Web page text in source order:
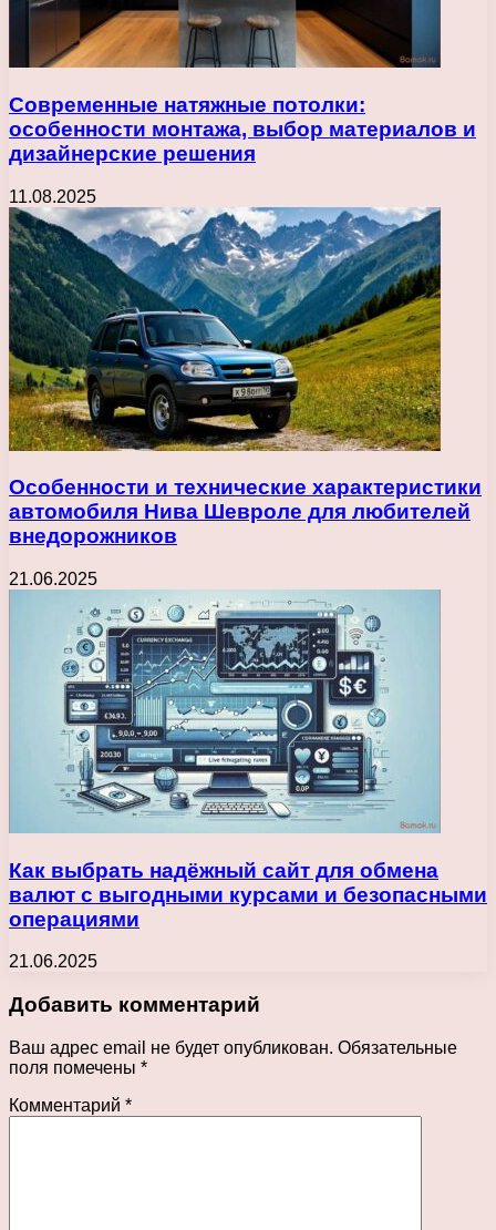
Современные натяжные потолки:
особенности монтажа, выбор материалов и
дизайнерские решения
11.08.2025
Особенности и технические характеристики
автомобиля Нива Шевроле для любителей
внедорожников
21.06.2025
Как выбрать надёжный сайт для обмена
валют с выгодными курсами и безопасными
операциями
21.06.2025
Добавить комментарий
Ваш адрес email не будет опубликован. Обязательные
поля помечены *
Комментарий *